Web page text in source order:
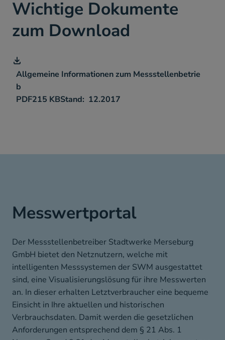
Wichtige Dokumente
zum Download
Allgemeine Informationen zum Messstellenbetrie
b
PDF215 KB 12.2017
Messwertportal
Der Messstellenbetreiber Stadtwerke Merseburg
GmbH bietet den Netznutzern, welche mit
intelligenten Messsystemen der SWM ausgestattet
sind, eine Visualisierungslösung für ihre Messwerten
an. In dieser erhalten Letztverbraucher eine bequeme
Einsicht in Ihre aktuellen und historischen
Verbrauchsdaten. Damit werden die gesetzlichen
Anforderungen entsprechend dem § 21 Abs. 1